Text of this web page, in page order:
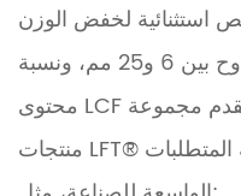
استثنائية لخفض الوزن
والتكلفة. بطول حبيبات يتراوح بين 6 و25 مم، ونسبة
محتوى LCF تتراوح بين 20% و70%، تُقدم مجموعة
منتجات LFT® حلولاً مُصممة خصيصًا لتلبية المتطلبات